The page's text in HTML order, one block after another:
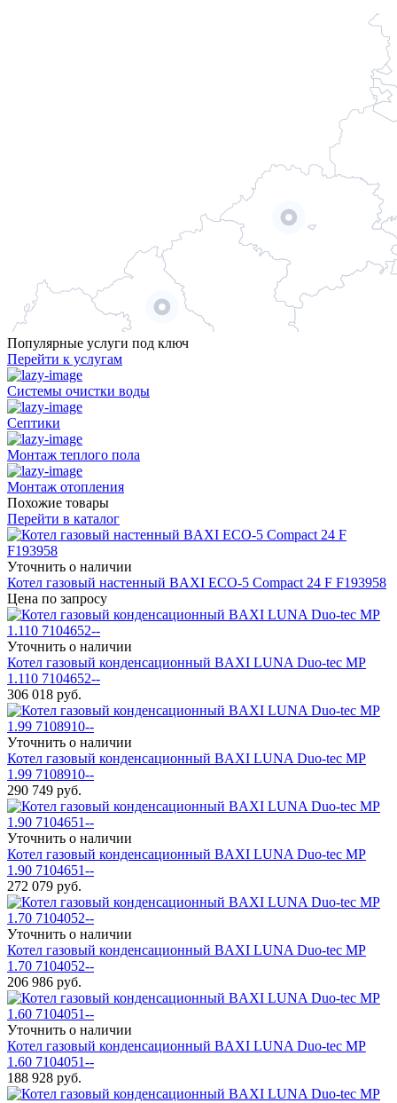
Популярные услуги под ключ
Перейти к услугам
Системы очистки воды
Септики
Монтаж теплого пола
Монтаж отопления
Похожие товары
Перейти в каталог
Уточнить о наличии
Котел газовый настенный BAXI ECO-5 Compact 24 F F193958
Цена по запросу
Уточнить о наличии
Котел газовый конденсационный BAXI LUNA Duo-tec MP
1.110 7104652--
306 018 руб.
Уточнить о наличии
Котел газовый конденсационный BAXI LUNA Duo-tec MP
1.99 7108910--
290 749 руб.
Уточнить о наличии
Котел газовый конденсационный BAXI LUNA Duo-tec MP
1.90 7104651--
272 079 руб.
Уточнить о наличии
Котел газовый конденсационный BAXI LUNA Duo-tec MP
1.70 7104052--
206 986 руб.
Уточнить о наличии
Котел газовый конденсационный BAXI LUNA Duo-tec MP
1.60 7104051--
188 928 руб.